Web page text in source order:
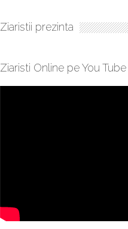
Ziaristii prezinta
Ziaristi Online pe You Tube